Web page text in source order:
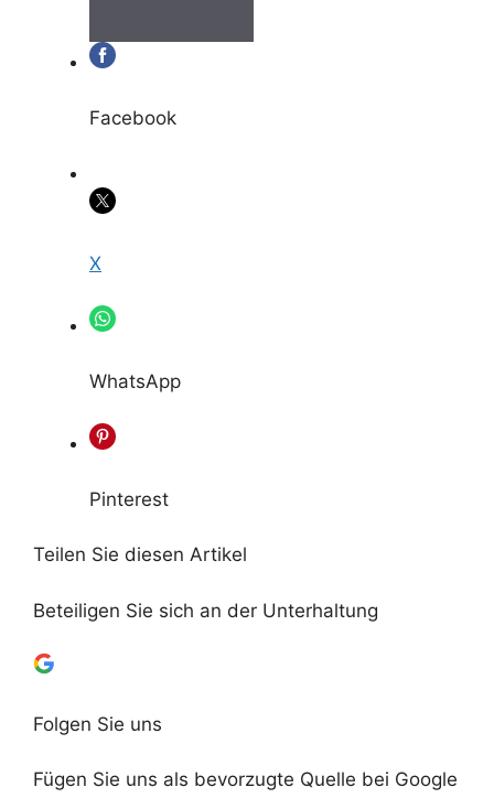
Facebook
X
WhatsApp
Pinterest
Teilen Sie diesen Artikel
Beteiligen Sie sich an der Unterhaltung
Folgen Sie uns
Fügen Sie uns als bevorzugte Quelle bei Google